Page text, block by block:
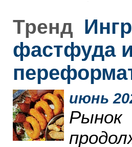
Тренд
фастфуда
июнь